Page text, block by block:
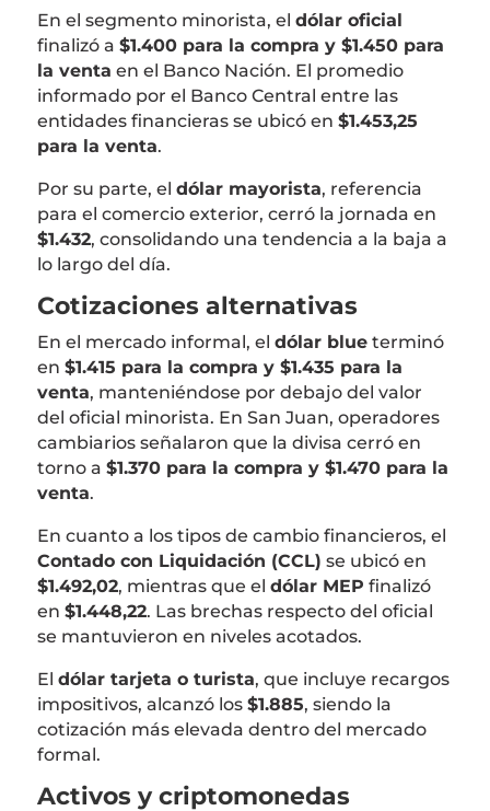
En el segmento minorista, el dólar oficial
finalizó a $1.400 para la compra y $1.450 para
la venta en el Banco Nación. El promedio
informado por el Banco Central entre las
entidades financieras se ubicó en $1.453,25
para la venta.
Por su parte, el dólar mayorista, referencia
para el comercio exterior, cerró la jornada en
$1.432, consolidando una tendencia a la baja a
lo largo del día.
Cotizaciones alternativas
En el mercado informal, el dólar blueterminó
en $1.415 para la compra y $1.435 para la
venta, manteniéndose por debajo del valor
del oficial minorista. En San Juan, operadores
cambiarios señalaron que la divisa cerró en
torno a $1.370 para la compra y $1.470 para la
venta.
En cuanto a los tipos de cambio financieros, el
Contado con Liquidación (CCL) se ubicó en
$1.492,02, mientras que el dólar MEP finalizó
en $1.448,22. Las brechas respecto del oficial
se mantuvieron en niveles acotados.
El dólar tarjeta o turista, que incluye recargos
impositivos, alcanzó los $1.885, siendo la
cotización más elevada dentro del mercado
formal.
Activos y criptomonedas